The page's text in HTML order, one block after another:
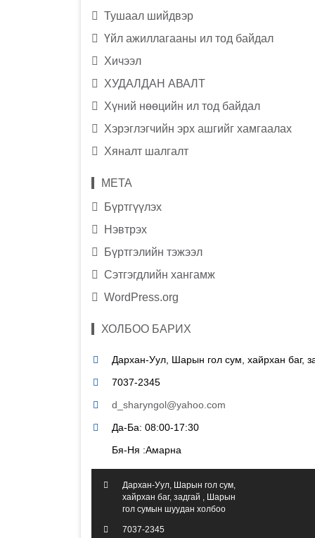
Тушаал шийдвэр
Үйл ажиллагааны ил тод байдал
Хичээл
ХУДАЛДАН АВАЛТ
Хүний нөөцийн ил тод байдал
Хэрэглэгчийн эрх ашгийг хамгаалах
Хяналт шалгалт
МЕТА
Бүртгүүлэх
Нэвтрэх
Бүртгэлийн тэжээл
Сэтгэгдлийн хангамж
WordPress.org
ХОЛБОО БАРИХ
Дархан-Уул, Шарын гол сум, хайрхан баг,
7037-2345
d_sharyngol@yahoo.com
Да-Ба: 08:00-17:30
Бя-Ня :Амарна
Дархан-Уул, Шарын гол сум,
хайрхан баг, задгай , Шарын
гол сумын шуудан холбоо
7037-2345